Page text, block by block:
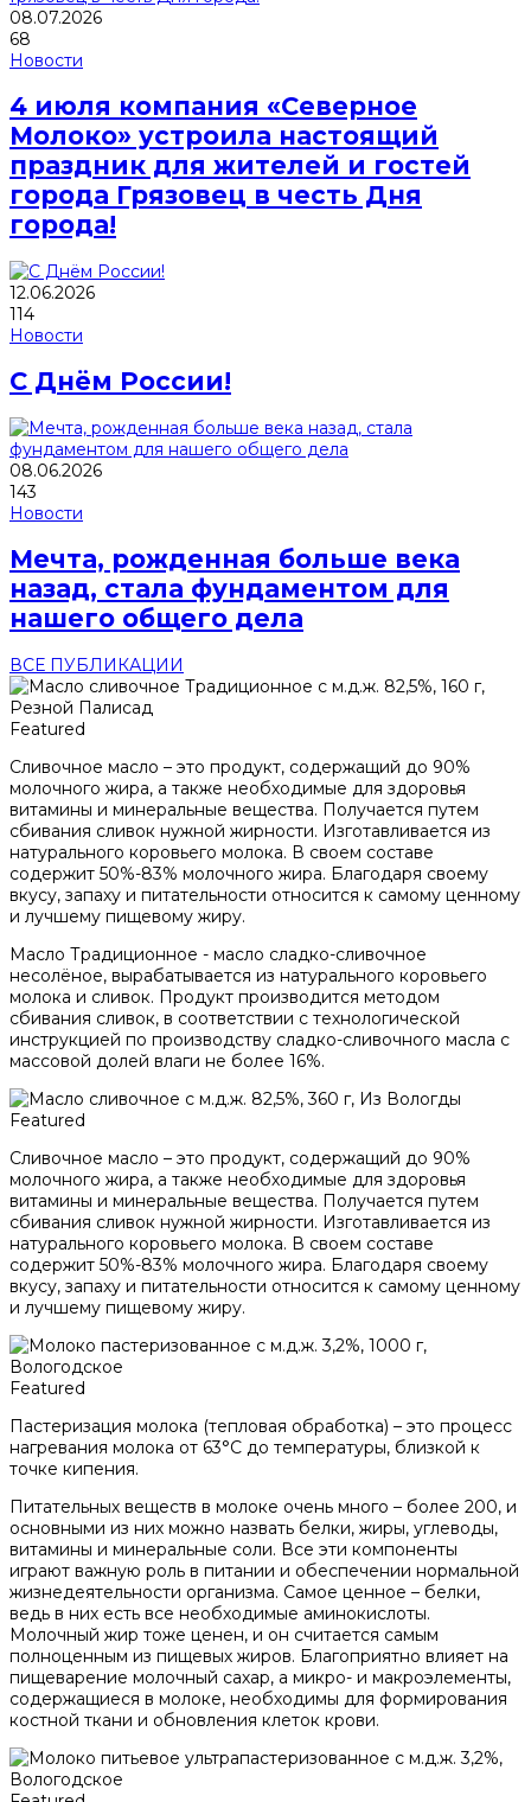
08.07.2026
68
Новости
4 июля компания «Северное
Молоко» устроила настоящий
праздник для жителей и гостей
города Грязовец в честь Дня
города!
12.06.2026
114
Новости
С Днём России!
08.06.2026
143
Новости
Мечта, рожденная больше века
назад, стала фундаментом для
нашего общего дела
ВСЕ ПУБЛИКАЦИИ
Featured
Сливочное масло – это продукт, содержащий до 90%
молочного жира, а также необходимые для здоровья
витамины и минеральные вещества. Получается путем
сбивания сливок нужной жирности. Изготавливается из
натурального коровьего молока. В своем составе
содержит 50%-83% молочного жира. Благодаря своему
вкусу, запаху и питательности относится к самому ценному
и лучшему пищевому жиру.
Масло Традиционное - масло сладко-сливочное
несолёное, вырабатывается из натурального коровьего
молока и сливок. Продукт производится методом
сбивания сливок, в соответствии с технологической
инструкцией по производству сладко-сливочного масла с
массовой долей влаги не более 16%.
Featured
Сливочное масло – это продукт, содержащий до 90%
молочного жира, а также необходимые для здоровья
витамины и минеральные вещества. Получается путем
сбивания сливок нужной жирности. Изготавливается из
натурального коровьего молока. В своем составе
содержит 50%-83% молочного жира. Благодаря своему
вкусу, запаху и питательности относится к самому ценному
и лучшему пищевому жиру.
Featured
Пастеризация молока (тепловая обработка) – это процесс
нагревания молока от 63°С до температуры, близкой к
точке кипения.
Питательных веществ в молоке очень много – более 200, и
основными из них можно назвать белки, жиры, углеводы,
витамины и минеральные соли. Все эти компоненты
играют важную роль в питании и обеспечении нормальной
жизнедеятельности организма. Самое ценное – белки,
ведь в них есть все необходимые аминокислоты.
Молочный жир тоже ценен, и он считается самым
полноценным из пищевых жиров. Благоприятно влияет на
пищеварение молочный сахар, а микро- и макроэлементы,
содержащиеся в молоке, необходимы для формирования
костной ткани и обновления клеток крови.